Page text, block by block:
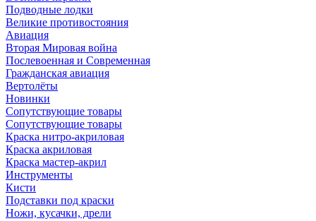
Подводные лодки
Великие противостояния
Авиация
Вторая Мировая война
Послевоенная и Современная
Гражданская авиация
Вертолёты
Новинки
Сопутствующие товары
Сопутствующие товары
Краска нитро-акриловая
Краска акриловая
Краска мастер-акрил
Инструменты
Кисти
Подставки под краски
Ножи, кусачки, дрели